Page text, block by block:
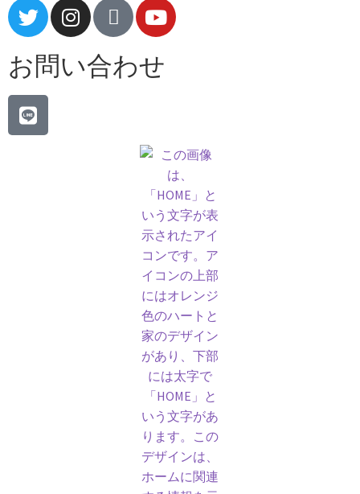
お問い合わせ